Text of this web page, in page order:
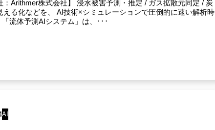
：Arithmer株式会社】 浸水被害予測・推定 / ガス拡散元同定 / 炭
える化などを、 AI技術×シミュレーションで圧倒的に速い解析時
流体予測AIシステム」は、･･･
AI